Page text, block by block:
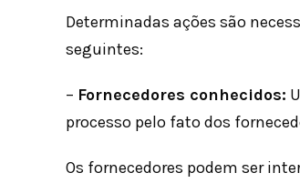
Determinadas ações são
seguintes:
– Fornecedores conhecidos:
processo pelo fato dos
Os fornecedores podem ser